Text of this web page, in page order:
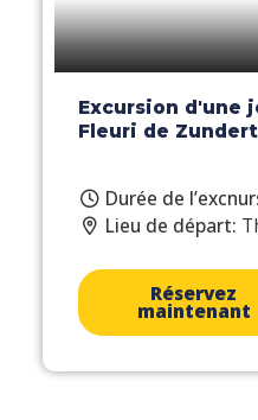
Excursion d'une
Fleuri de Zundert
Durée de
Lieu de départ:
Réservez
maintenant